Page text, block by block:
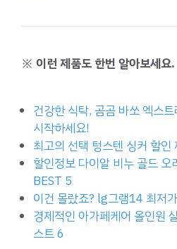
※ 이런 제품도 한번 알아보세요.
건강한 식탁, 곰곰 바쏘 엑스
시작하세요!
최고의 선택 텅스텐 싱커 할
할인정보 다이알 비누 골드 오
BEST 5
이건 몰랐죠? lg그램14 최저
경제적인 아가페케어 올인원
스트 6